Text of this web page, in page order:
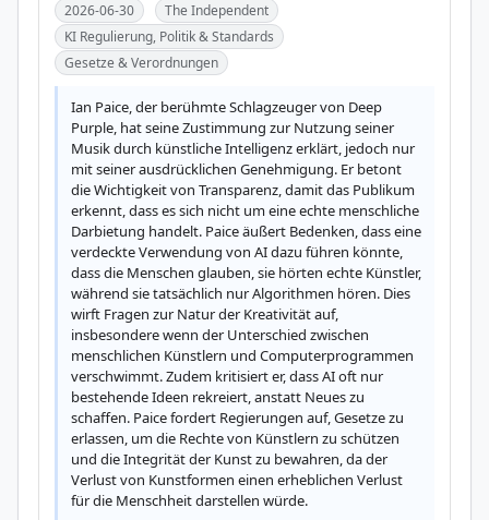
2026-06-30
The Independent
KI Regulierung, Politik & Standards
Gesetze & Verordnungen
Ian Paice, der berühmte Schlagzeuger von Deep
Purple, hat seine Zustimmung zur Nutzung seiner
Musik durch künstliche Intelligenz erklärt, jedoch nur
mit seiner ausdrücklichen Genehmigung. Er betont
die Wichtigkeit von Transparenz, damit das Publikum
erkennt, dass es sich nicht um eine echte menschliche
Darbietung handelt. Paice äußert Bedenken, dass eine
verdeckte Verwendung von AI dazu führen könnte,
dass die Menschen glauben, sie hörten echte Künstler,
während sie tatsächlich nur Algorithmen hören. Dies
wirft Fragen zur Natur der Kreativität auf,
insbesondere wenn der Unterschied zwischen
menschlichen Künstlern und Computerprogrammen
verschwimmt. Zudem kritisiert er, dass AI oft nur
bestehende Ideen rekreiert, anstatt Neues zu
schaffen. Paice fordert Regierungen auf, Gesetze zu
erlassen, um die Rechte von Künstlern zu schützen
und die Integrität der Kunst zu bewahren, da der
Verlust von Kunstformen einen erheblichen Verlust
für die Menschheit darstellen würde.